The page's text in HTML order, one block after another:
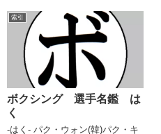
アルバラード(米)エイドリアン・
デュライバ(比)エイドリアン・ブ
ローナー(米)エイドリアン・レラ
サ...
索引
ボクシング 選手名鑑 は
く
-はく- パク・ウォン(韓)パク・キ